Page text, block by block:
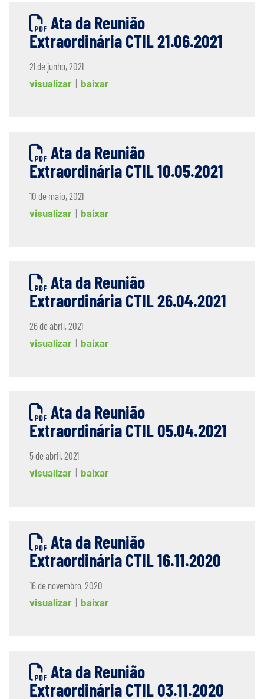
Ata da Reunião
Extraordinária CTIL 21.06.2021
21 de junho, 2021
visualizar
baixar
Ata da Reunião
Extraordinária CTIL 10.05.2021
10 de maio, 2021
visualizar
baixar
Ata da Reunião
Extraordinária CTIL 26.04.2021
26 de abril, 2021
visualizar
baixar
Ata da Reunião
Extraordinária CTIL 05.04.2021
5 de abril, 2021
visualizar
baixar
Ata da Reunião
Extraordinária CTIL 16.11.2020
16 de novembro, 2020
visualizar
baixar
Ata da Reunião
Extraordinária CTIL 03.11.2020